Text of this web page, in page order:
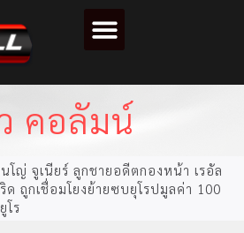
คอลัมน์
โญ่ จูเนียร์ ลูกชายอดีตกองหน้า เรอัล
ด ถูกเชื่อมโยงย้ายซบยุโรปมูลค่า 100
โร